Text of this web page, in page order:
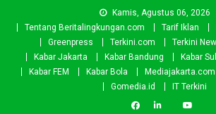
Kamis, Agustus 06, 2026
Tentang Beritalingkungan.com
Tarif Iklan
Greenpress
Terkini.com Terkini
Kabar Jakarta
Kabar Bandung Kabar
Kabar FEM
Kabar Bola Mediajakarta.com
Gomedia.id
IT Terkini